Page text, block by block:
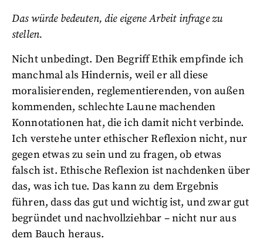
Das würde bedeuten, die eigene Arbeit infrage zu
stellen.
Nicht unbedingt. Den Begriff Ethik empfinde ich
manchmal als Hindernis, weil er all diese
moralisierenden, reglementierenden, von außen
kommenden, schlechte Laune machenden
Konnotationen hat, die ich damit nicht verbinde.
Ich verstehe unter ethischer Reflexion nicht, nur
gegen etwas zu sein und zu fragen, ob etwas
falsch ist. Ethische Reflexion ist nachdenken über
das, was ich tue. Das kann zu dem Ergebnis
führen, dass das gut und wichtig ist, und zwar gut
begründet und nachvollziehbar – nicht nur aus
dem Bauch heraus.